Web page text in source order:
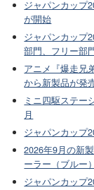
ジャパンカップ
が開始
ジャパンカップ
部門、フリー部
アニメ『爆走兄
から新製品が発
ミニ四駆ステー
月
ジャパンカップ
2026年9月の新
ーラー（ブルー
ジャパンカップ